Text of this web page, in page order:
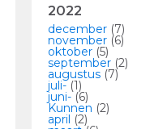
2022
december (7)
november (6)
oktober (5)
september (2)
augustus (7)
juli-(1)
juni-(6)
Kunnen (2)
april (2)